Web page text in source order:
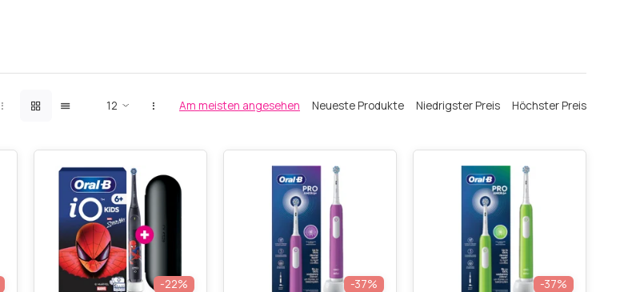
Am meisten angesehen Neueste Produkte Niedrigster Preis Höchster Preis
-22% -37% -37%